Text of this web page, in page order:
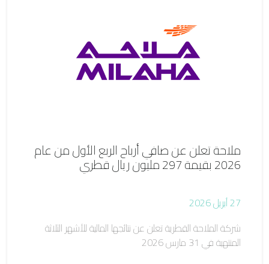
ملاحة تعلن عن صافي أرباح الربع الأول من عام
2026 بقيمة 297 مليون ريال قطري
27 أبريل 2026
شركة الملاحة القطرية تعلن عن نتائجها المالية للأشهر الثلاثة
المنتهية في 31 مارس 2026